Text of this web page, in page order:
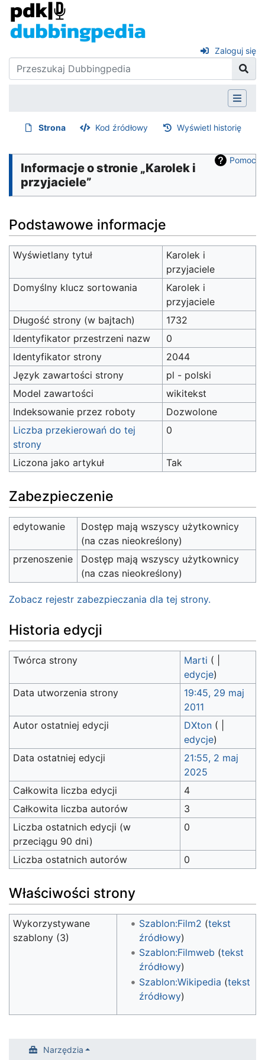
Zaloguj się
Strona Kod źródłowy Wyświetl historię
Pomoc
Informacje o stronie „Karolek i
przyjaciele”
Podstawowe informacje
Wyświetlany tytuł
Karolek i
przyjaciele
Domyślny klucz sortowania
Karolek i
przyjaciele
Długość strony (w bajtach)
1732
Identyfikator przestrzeni nazw
0
Identyfikator strony
2044
Język zawartości strony
pl - polski
Model zawartości
wikitekst
Indeksowanie przez roboty
Dozwolone
Liczba przekierowań do tej
strony
0
Liczona jako artykuł Tak
Zabezpieczenie
edytowanie
Dostęp mają wszyscy użytkownicy
(na czas nieokreślony)
przenoszenie
Dostęp mają wszyscy użytkownicy
(na czas nieokreślony)
Zobacz rejestr zabezpieczania dla tej strony.
Historia edycji
Twórca strony Marti (
edycje)
Data utworzenia strony
19:45, 29 maj
2011
Autor ostatniej edycji
DXton (
edycje)
Data ostatniej edycji
21:55, 2 maj
2025
Całkowita liczba edycji
4
Całkowita liczba autorów
3
Liczba ostatnich edycji (w
przeciągu 90 dni)
0
Liczba ostatnich autorów 0
Właściwości strony
Wykorzystywane
szablony (3)
Szablon:Film2 (tekst
źródłowy)
Szablon:Filmweb (tekst
źródłowy)
Szablon:Wikipedia (tekst
źródłowy)
Narzędzia